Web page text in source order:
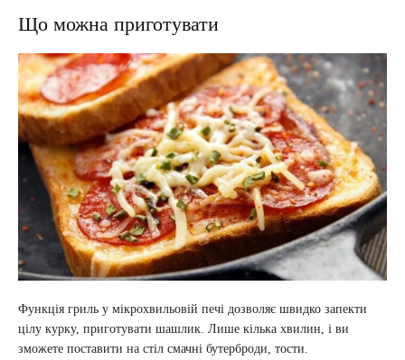
Що можна приготувати
Функція гриль у мікрохвильовій печі дозволяє швидко запекти
цілу курку, приготувати шашлик. Лише кілька хвилин, і ви
зможете поставити на стіл смачні бутерброди, тости.